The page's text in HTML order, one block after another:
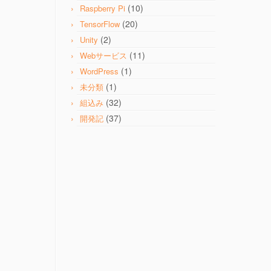
Raspberry Pi (10)
TensorFlow (20)
Unity (2)
Webサービス (11)
WordPress (1)
未分類 (1)
組込み (32)
開発記 (37)